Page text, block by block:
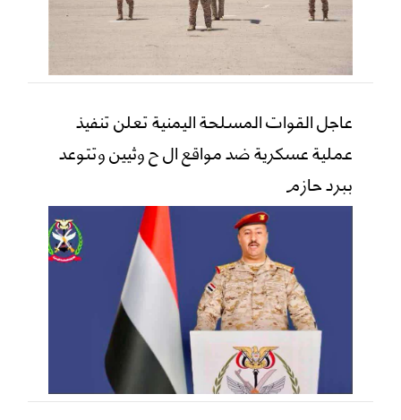
عاجل القوات المسلحة اليمنية تعلن تنفيذ
عملية عسكرية ضد مواقع ال ح وثيين وتتوعد
ببرد حازم